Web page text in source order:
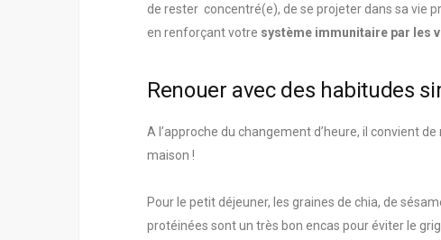
de rester concentré(e), de se projeter dans sa vie
en renforçant votre système immunitaire par les
Renouer avec des habitudes
A l’approche du changement d’heure, il convient
maison !
Pour le petit déjeuner, les graines de chia, de
protéinées sont un très bon encas pour éviter le